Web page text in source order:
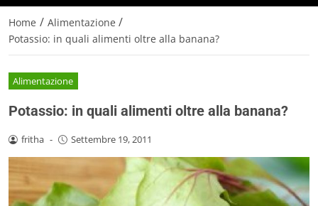
Home / Alimentazione /
Potassio: in quali alimenti oltre alla banana?
Alimentazione
Potassio: in quali alimenti oltre alla banana?
fritha - Settembre 19, 2011